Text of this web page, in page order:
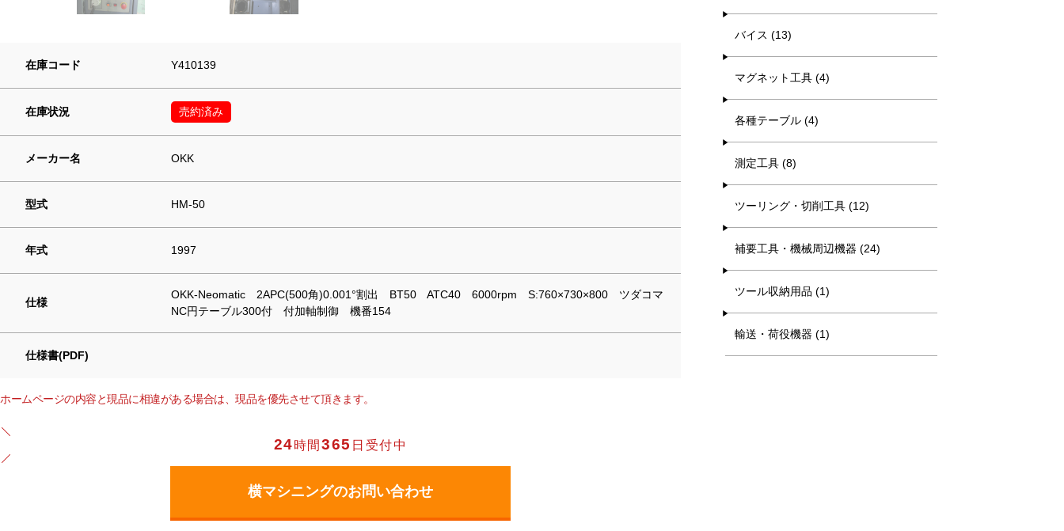
在庫コード Y410139
在庫状況 売約済み
メーカー名 OKK
型式 HM-50
年式 1997
仕様
OKK-Neomatic 2APC(500角)0.001°割出 BT50 ATC40 6000rpm S:760×730×800 ツダコマ
NC円テーブル300付 付加軸制御 機番154
仕様書(PDF)
ホームページの内容と現品に相違がある場合は、現品を優先させて頂きます。
24時間365 日受付中
バイス (13)
マグネット工具 (4)
各種テーブル (4)
測定工具 (8)
ツーリング・切削工具 (12)
補要工具・機械周辺機器 (24)
ツール収納用品 (1)
輸送・荷役機器 (1)